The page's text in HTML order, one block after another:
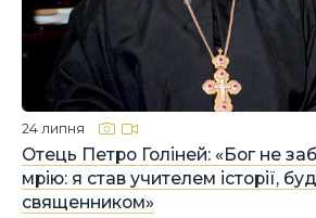
Отець Петро Голіней: «Бог не
мрію: я став учителем історії,
священником»
24 липня